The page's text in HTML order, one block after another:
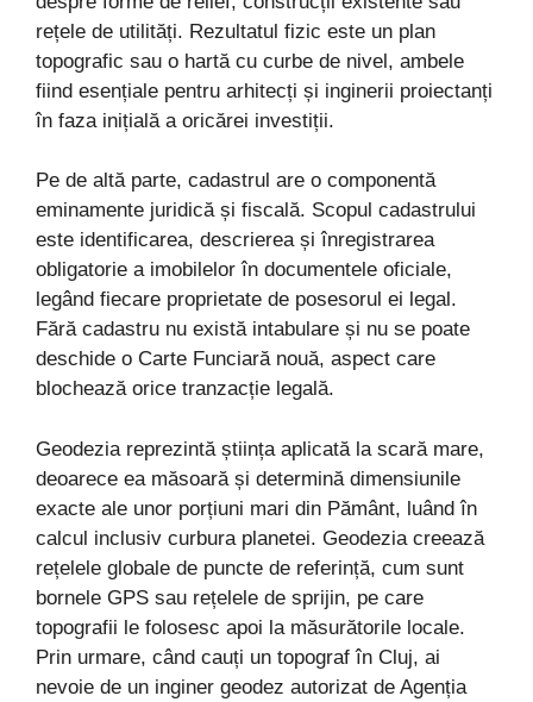
rețele de utilități. Rezultatul fizic este un plan
topografic sau o hartă cu curbe de nivel, ambele
fiind esențiale pentru arhitecți și inginerii proiectanți
în faza inițială a oricărei investiții.
Pe de altă parte, cadastrul are o componentă
eminamente juridică și fiscală. Scopul cadastrului
este identificarea, descrierea și înregistrarea
obligatorie a imobilelor în documentele oficiale,
legând fiecare proprietate de posesorul ei legal.
Fără cadastru nu există intabulare și nu se poate
deschide o Carte Funciară nouă, aspect care
blochează orice tranzacție legală.
Geodezia reprezintă știința aplicată la scară mare,
deoarece ea măsoară și determină dimensiunile
exacte ale unor porțiuni mari din Pământ, luând în
calcul inclusiv curbura planetei. Geodezia creează
rețelele globale de puncte de referință, cum sunt
bornele GPS sau rețelele de sprijin, pe care
topografii le folosesc apoi la măsurătorile locale.
Prin urmare, când cauți un topograf în Cluj, ai
nevoie de un inginer geodez autorizat de Agenția